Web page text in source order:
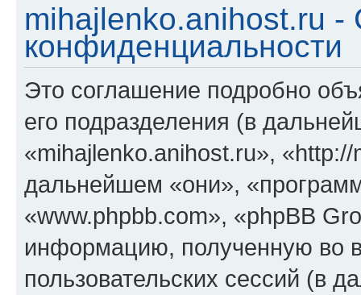
mihajlenko.anihost.ru -
конфиденциальности
Это соглашение подробно
его подразделения (в
«mihajlenko.anihost.ru»,
дальнейшем «они»,
«www.phpbb.com», «phpBB
информацию, полученную во
пользовательских сессий (в